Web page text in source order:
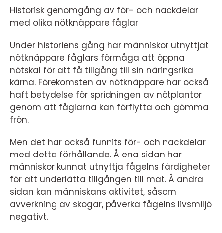
Historisk genomgång av för- och nackdelar
med olika nötknäppare fåglar
Under historiens gång har människor utnyttjat
nötknäppare fåglars förmåga att öppna
nötskal för att få tillgång till sin näringsrika
kärna. Förekomsten av nötknäppare har också
haft betydelse för spridningen av nötplantor
genom att fåglarna kan förflytta och gömma
frön.
Men det har också funnits för- och nackdelar
med detta förhållande. Å ena sidan har
människor kunnat utnyttja fågelns färdigheter
för att underlätta tillgången till mat. Å andra
sidan kan människans aktivitet, såsom
avverkning av skogar, påverka fågelns livsmiljö
negativt.